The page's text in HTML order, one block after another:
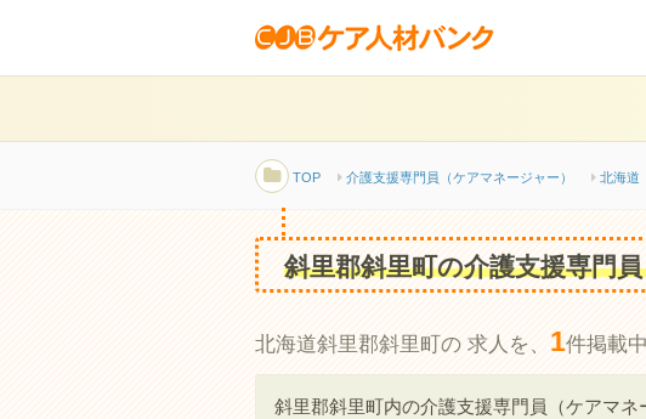
TOP 介護支援専門員（ケアマネージャー） 北海道
斜里郡斜里町の介護支援専門
北海道斜里郡斜里町の 求人を、 1件掲載中
斜里郡斜里町内の介護支援専門員（ケアマネ